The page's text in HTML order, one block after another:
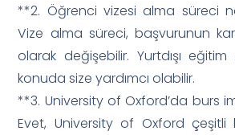
**2. Öğrenci vizesi alma süreci
Vize alma süreci, başvurunun
olarak değişebilir. Yurtdışı eğitim
konuda size yardımcı olabilir.
**3. University of Oxford’da burs
Evet, University of Oxford çeşitli